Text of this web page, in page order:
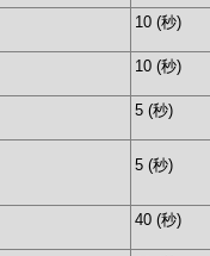
10 (秒)
10 (秒)
5 (秒)
5 (秒)
40 (秒)